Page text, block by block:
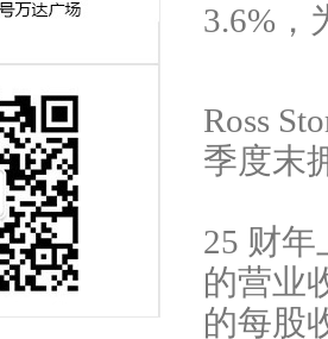
3.6%，
Ross
季度末
25 财
的营业
的每股